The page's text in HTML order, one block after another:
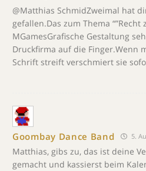
@Matthias SchmidZweimal hat
gefallen.Das zum Thema “”Recht
MGamesGrafische Gestaltung
Druckfirma auf die Finger.Wenn
Schrift streift verschmiert sie
Goombay Dance Band 5.
Matthias, gibs zu, das ist deine
gemacht und kassierst beim